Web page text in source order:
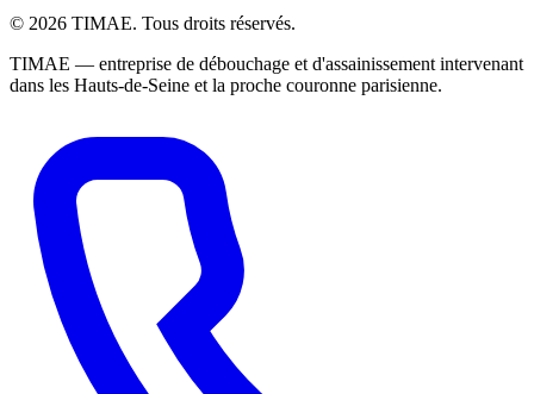
© 2026 TIMAE. Tous droits réservés.
TIMAE — entreprise de débouchage et d'assainissement intervenant
dans les Hauts-de-Seine et la proche couronne parisienne.